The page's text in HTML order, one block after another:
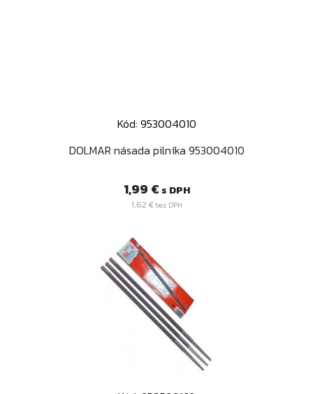
Kód: 953004010
DOLMAR násada pilníka 953004010
Cena
1,99 € s DPH
1,62 €bez DPH